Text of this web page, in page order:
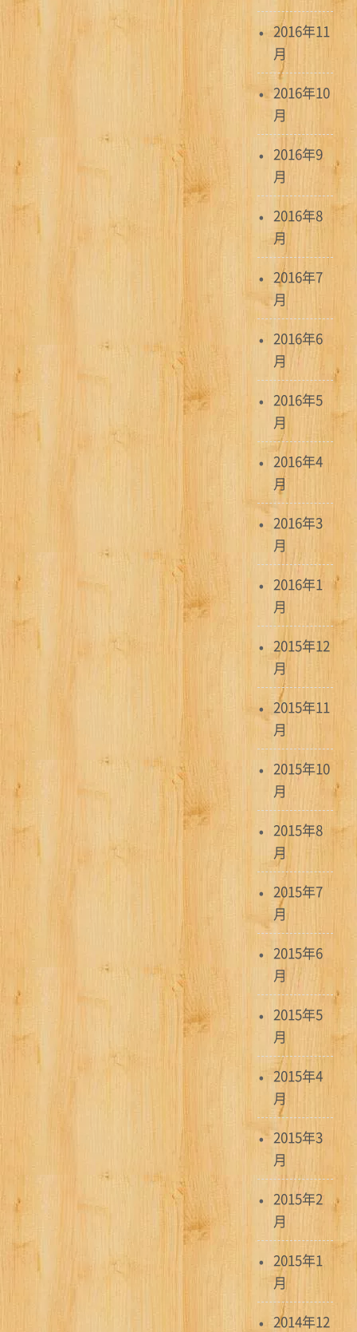
2016年11
月
2016年10
月
2016年9
月
2016年8
月
2016年7
月
2016年6
月
2016年5
月
2016年4
月
2016年3
月
2016年1
月
2015年12
月
2015年11
月
2015年10
月
2015年8
月
2015年7
月
2015年6
月
2015年5
月
2015年4
月
2015年3
月
2015年2
月
2015年1
月
2014年12